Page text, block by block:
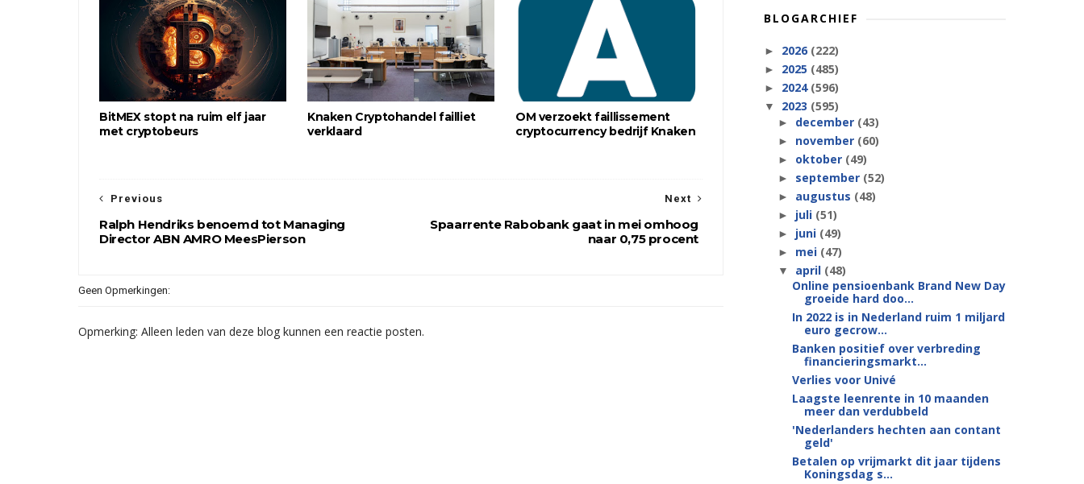
BitMEX stopt na ruim elf jaar
met cryptobeurs
Knaken Cryptohandel failliet
verklaard
OM verzoekt faillissement
cryptocurrency bedrijf Knaken
Next
Spaarrente Rabobank gaat in mei omhoog
naar 0,75 procent
Previous
Ralph Hendriks benoemd tot Managing
Director ABN AMRO MeesPierson
Geen Opmerkingen:
Opmerking: Alleen leden van deze blog kunnen een reactie posten.
BLOGARCHIEF
► 2026 (222)
► 2025 (485)
► 2024 (596)
▼ 2023 (595)
► december (43)
► november (60)
► oktober (49)
► september (52)
► augustus (48)
► juli (51)
► juni (49)
► mei (47)
▼ april (48)
Online pensioenbank Brand New Day
groeide hard doo...
In 2022 is in Nederland ruim 1 miljard
euro gecrow...
Banken positief over verbreding
financieringsmarkt...
Verlies voor Univé
Laagste leenrente in 10 maanden
meer dan verdubbeld
'Nederlanders hechten aan contant
geld'
Betalen op vrijmarkt dit jaar tijdens
Koningsdag s...